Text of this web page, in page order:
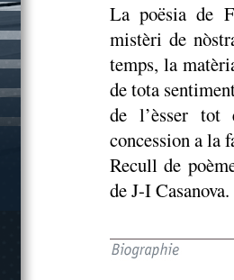
La poësia de
mistèri de
temps, la
de tota
de l’èsser tot
concession a la
Recull de
de J-I Casanova.